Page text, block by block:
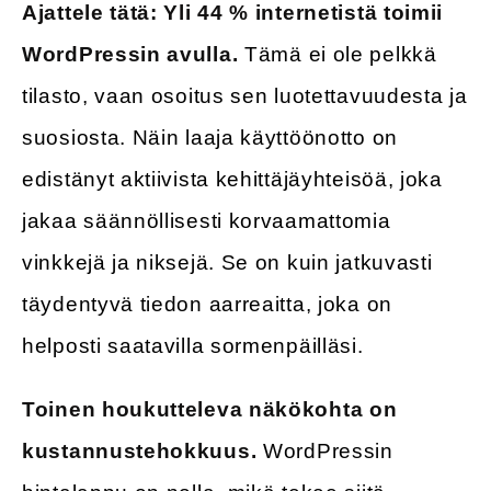
Ajattele tätä: Yli 44 % internetistä toimii
WordPressin avulla. Tämä ei ole pelkkä
tilasto, vaan osoitus sen luotettavuudesta ja
suosiosta. Näin laaja käyttöönotto on
edistänyt aktiivista kehittäjäyhteisöä, joka
jakaa säännöllisesti korvaamattomia
vinkkejä ja niksejä. Se on kuin jatkuvasti
täydentyvä tiedon aarreaitta, joka on
helposti saatavilla sormenpäilläsi.
Toinen houkutteleva näkökohta on
kustannustehokkuus. WordPressin